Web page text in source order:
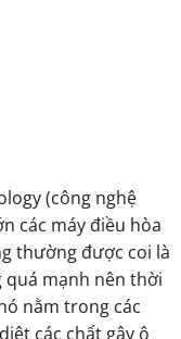
(công nghệ
các máy điều hòa
thường được coi là
quá mạnh nên thời
nằm trong các
các chất gây ô